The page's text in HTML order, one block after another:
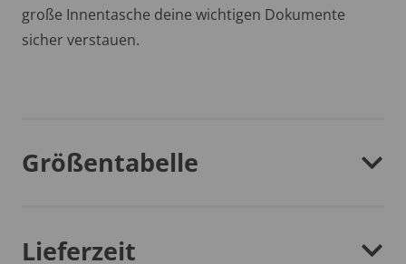
große Innentasche deine wichtigen Dokumente
sicher verstauen.
Größentabelle
Lieferzeit